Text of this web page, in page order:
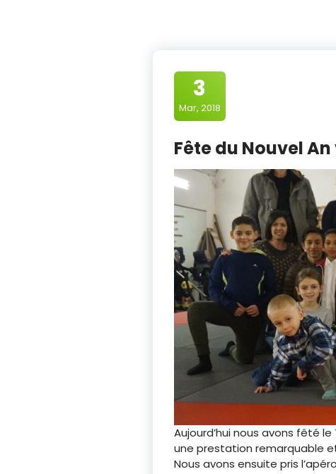
3
Mar, 2018
Fête du Nouvel
Aujourd’hui nous avons fêté
une prestation remarquable
Nous avons ensuite pris